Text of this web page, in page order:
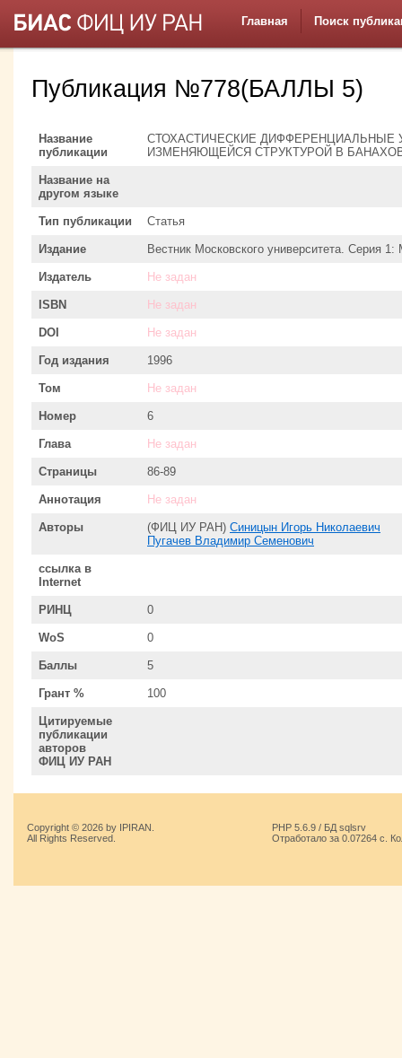
Главная Поиск
Публикация №778(БАЛЛЫ 5)
Название
публикации
СТОХАСТИЧЕСКИЕ ДИФФЕРЕНЦИАЛЬНЫЕ
ИЗМЕНЯЮЩЕЙСЯ СТРУКТУРОЙ В
Название на
другом языке
Тип публикации Статья
Издание Вестник Московского университета. Серия
Издатель Не задан
ISBN Не задан
DOI Не задан
Год издания 1996
Том Не задан
Номер 6
Глава Не задан
Страницы 86-89
Аннотация Не задан
Авторы (ФИЦ ИУ РАН) Синицын Игорь Николаевич
Пугачев Владимир Семенович
ссылка в
Internet
РИНЦ 0
WoS 0
Баллы 5
Грант % 100
Цитируемые
публикации
авторов
ФИЦ ИУ РАН
Copyright © 2026 by IPIRAN.
All Rights Reserved.
PHP 5.6.9 / БД sqlsrv
Отработало за 0.07264 с.